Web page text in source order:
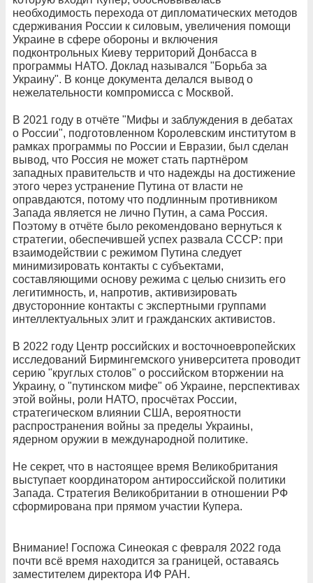
необходимость перехода от дипломатических методов
сдерживания России к силовым, увеличения помощи
Украине в сфере обороны и включения
подконтрольных Киеву территорий Донбасса в
программы НАТО. Доклад назывался "Борьба за
Украину". В конце документа делался вывод о
нежелательности компромисса с Москвой.
В 2021 году в отчёте "Мифы и заблуждения в дебатах
о России", подготовленном Королевским институтом в
рамках программы по России и Евразии, был сделан
вывод, что Россия не может стать партнёром
западных правительств и что надежды на достижение
этого через устранение Путина от власти не
оправдаются, потому что подлинным противником
Запада является не лично Путин, а сама Россия.
Поэтому в отчёте было рекомендовано вернуться к
стратегии, обеспечившей успех развала СССР: при
взаимодействии с режимом Путина следует
минимизировать контакты с субъектами,
составляющими основу режима с целью снизить его
легитимность, и, напротив, активизировать
двусторонние контакты с экспертными группами
интеллектуальных элит и гражданских активистов.
В 2022 году Центр российских и восточноевропейских
исследований Бирмингемского университета проводит
серию "круглых столов" о российском вторжении на
Украину, о "путинском мифе" об Украине, перспективах
этой войны, роли НАТО, просчётах России,
стратегическом влиянии США, вероятности
распространения войны за пределы Украины,
ядерном оружии в международной политике.
Не секрет, что в настоящее время Великобритания
выступает координатором антироссийской политики
Запада. Стратегия Великобритании в отношении РФ
сформирована при прямом участии Купера.
Внимание! Госпожа Синеокая с февраля 2022 года
почти всё время находится за границей, оставаясь
заместителем директора ИФ РАН.